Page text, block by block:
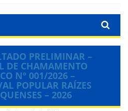
PRELIMINAR –
DE CHAMAMENTO
Nº 001/2026 –
POPULAR RAÍZES
– 2026